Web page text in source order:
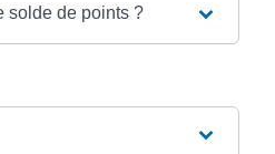
solde de points ?